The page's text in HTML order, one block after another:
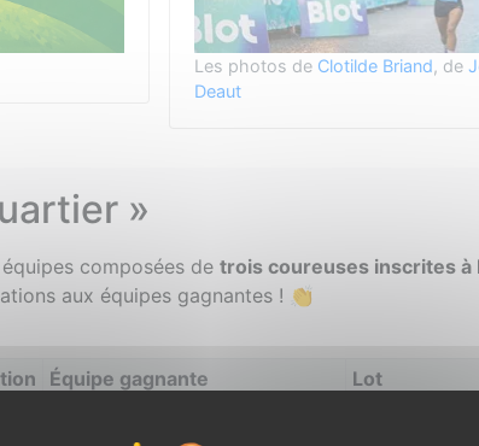
Les photos de Clotilde Briand, de
Deaut
»
composées de trois coureuses inscrites à
aux équipes gagnantes ! 👏
Équipe gagnante
Lot
3 bons